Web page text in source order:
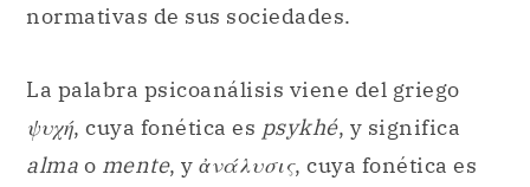
normativas de sus sociedades.
La palabra psicoanálisis viene del griego
ψυχή, cuya fonética es psykhé, y significa
alma o mente, y ἀνάλυσις, cuya fonética es